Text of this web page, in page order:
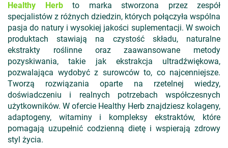
Healthy Herbto marka stworzona przez zespół
specjalistów z różnych dziedzin, których połączyła wspólna
pasja do natury i wysokiej jakości suplementacji. W swoich
produktach stawiają na czystość składu, naturalne
ekstrakty roślinne oraz zaawansowane metody
pozyskiwania, takie jak ekstrakcja ultradźwiękowa,
pozwalająca wydobyć z surowców to, co najcenniejsze.
Tworzą rozwiązania oparte na rzetelnej wiedzy,
doświadczeniu i realnych potrzebach współczesnych
użytkowników. W ofercie Healthy Herb znajdziesz kolageny,
adaptogeny, witaminy i kompleksy ekstraktów, które
pomagają uzupełnić codzienną dietę i wspierają zdrowy
styl życia.